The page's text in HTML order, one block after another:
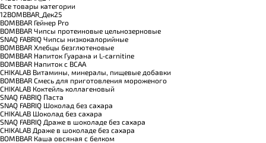
Все товары категории
12BOMBBAR_Дек25
BOMBBAR Гейнер Pro
BOMBBAR Чипсы протеиновые цельнозерновые
SNAQ FABRIQ Чипсы низкокалорийные
BOMBBAR Хлебцы безглютеновые
BOMBBAR Напиток Гуарана и L-carnitine
BOMBBAR Напиток с BCAA
CHIKALAB Витамины, минералы, пищевые добавки
BOMBBAR Смесь для приготовления мороженого
CHIKALAB Коктейль коллагеновый
SNAQ FABRIQ Паста
SNAQ FABRIQ Шоколад без сахара
CHIKALAB Шоколад без сахара
SNAQ FABRIQ Драже в шоколаде без сахара
CHIKALAB Драже в шоколаде без сахара
BOMBBAR Каша овсяная с белком